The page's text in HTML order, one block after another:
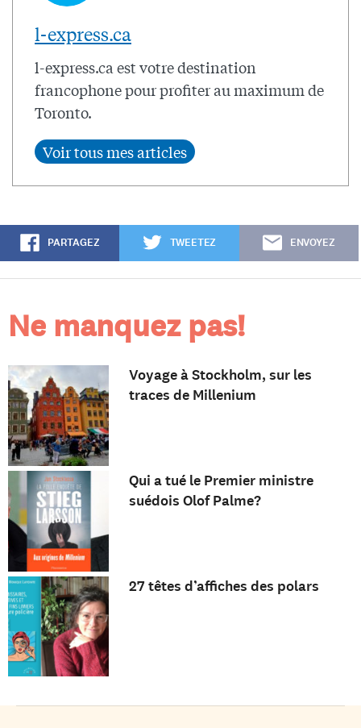
l-express.ca
l-express.ca est votre destination
francophone pour profiter au maximum de
Toronto.
PARTAGEZ TWEETEZ ENVOYEZ
Ne manquez pas!
Voyage à Stockholm, sur les
traces de Millenium
Qui a tué le Premier ministre
suédois Olof Palme?
27 têtes d’affiches des polars